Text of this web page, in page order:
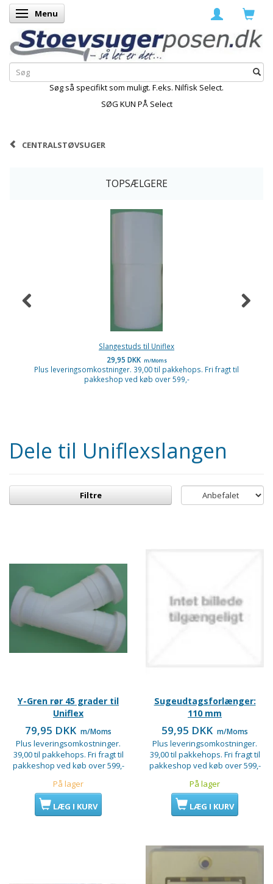
Skifte navigation
Menu
Søg så specifikt som muligt. F.eks. Nilfisk Select.
SØG KUN PÅ Select
CENTRALSTØVSUGER
TOPSÆLGERE
Slangestuds til Uniflex
29,95 DKK m/Moms
Plus leveringsomkostninger. 39,00 til pakkehops. Fri fragt til
pakkeshop ved køb over 599,-
Dele til Uniflexslangen
Filtre
Y-Gren rør 45 grader til
Uniflex
79,95 DKK m/Moms
Plus leveringsomkostninger.
39,00 til pakkehops. Fri fragt til
pakkeshop ved køb over 599,-
På lager
LÆG I KURV
Sugeudtagsforlænger:
110 mm
59,95 DKK m/Moms
Plus leveringsomkostninger.
39,00 til pakkehops. Fri fragt til
pakkeshop ved køb over 599,-
På lager
LÆG I KURV